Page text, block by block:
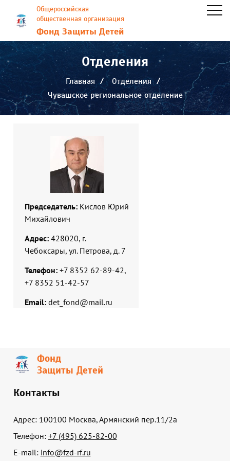
Общероссийская
общественная организация
Фонд Защиты Детей
Отделения
Главная
Отделения
Чувашское региональное отделение
Председатель:Кислов Юрий
Михайлович
Адрес:428020, г.
Чебоксары, ул. Петрова, д. 7
Телефон:+7 8352 62-89-42,
+7 8352 51-42-57
Email:det_fond@mail.ru
Фонд
Защиты Детей
Контакты
Адрес: 100100 Москва, Армянский пер.11/2а
Телефон: +7 (495) 625-82-00
E-mail: info@fzd-rf.ru